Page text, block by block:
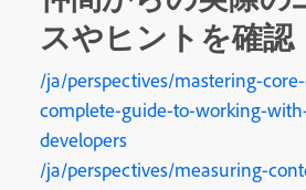
スやヒントを確認
/ja/perspectives/mastering-
complete-guide-to-working-
developers
/ja/perspectives/measuring-